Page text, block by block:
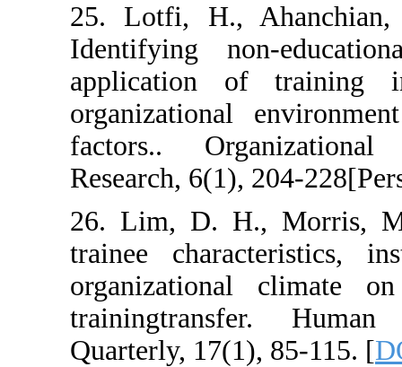
25. Lotfi, H.,
Identifying
application
organizational
factors..
Research, 6(1),
26. Lim, D.
trainee
Quarterly,